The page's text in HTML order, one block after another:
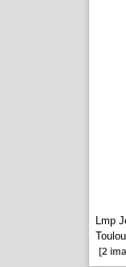
Lmp
[2